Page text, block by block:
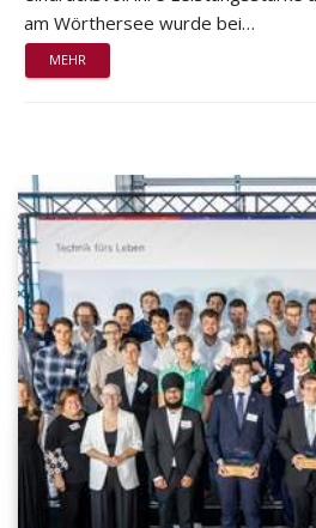
am Wörthersee wurde bei…
MEHR